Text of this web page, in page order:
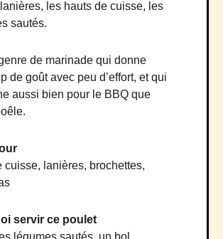
les hauts de cuisse, les
sautés.
de marinade qui donne
de goût avec peu d’effort, et qui
aussi bien pour le BBQ que
cuisse, lanières, brochettes,
servir ce poulet
légumes sautés, un bol